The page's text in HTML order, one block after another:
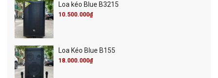
Loa kéo Blue B3215
10.500.000₫
Loa Kéo Blue B155
18.000.000₫